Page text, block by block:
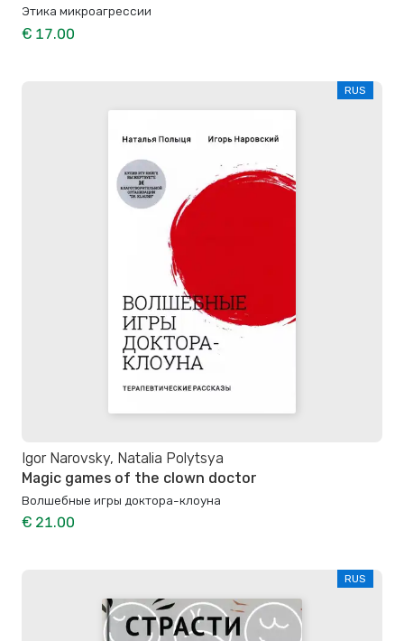
Этика микроагрессии
€ 17.00
RUS
Igor Narovsky, Natalia Polytsya
Magic games of the clown doctor
Волшебные игры доктора-клоуна
€ 21.00
RUS